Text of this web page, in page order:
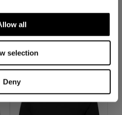
all
selection
Deny
KÖP